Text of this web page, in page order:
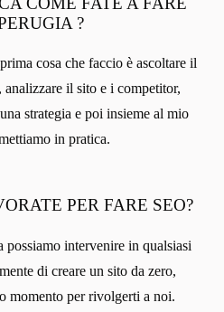
?
cosa che faccio è ascoltare il
il sito e i competitor,
strategia e poi insieme al mio
in pratica.
PER FARE SEO?
intervenire in qualsiasi
di creare un sito da zero,
momento per rivolgerti a noi.